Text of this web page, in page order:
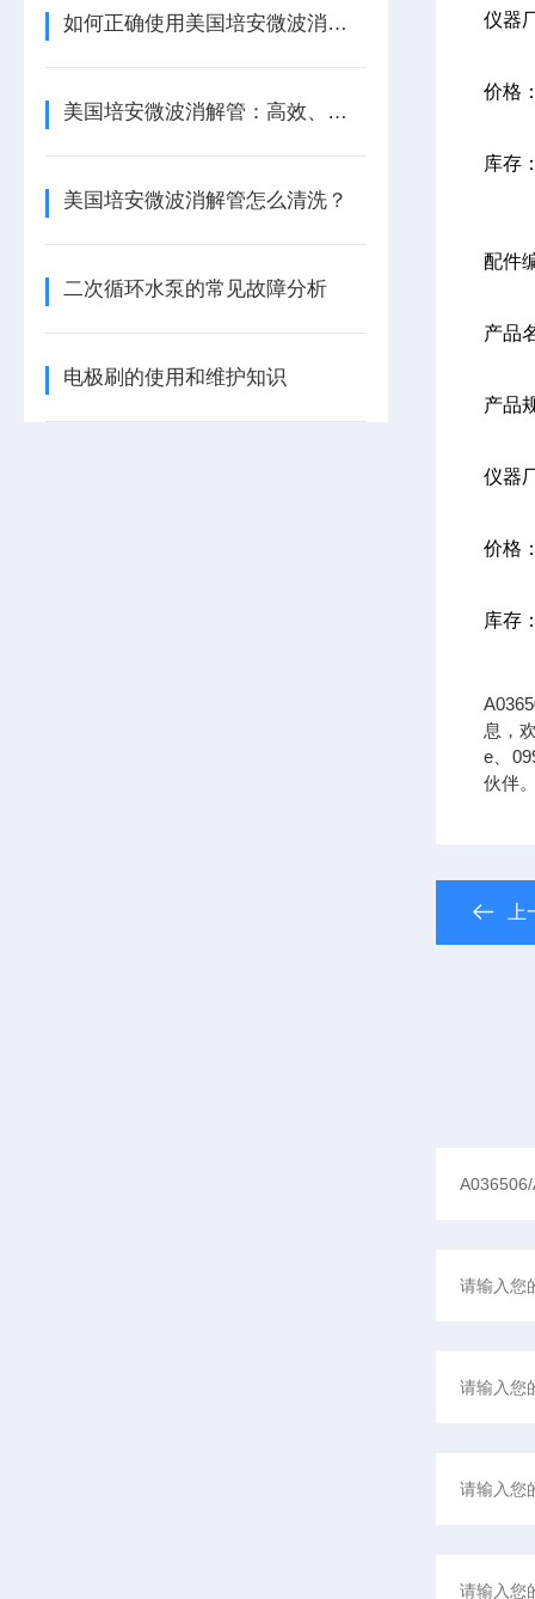
如何正确使用美国培安微波消解管进行样品消解？
美国培安微波消解管：高效、安全且环保的样品前处理解决方案
美国培安微波消解管怎么清洗？
二次循环水泵的常见故障分析
电极刷的使用和维护知识
仪器
价格
库存
配件
产品
产品
仪器
价格
库存
息，
e、
伙伴